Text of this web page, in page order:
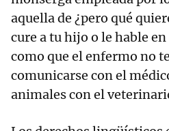
aquella de ¿pero qué
cure a tu hijo o le hable
como que el enfermo no
comunicarse con el
animales con el